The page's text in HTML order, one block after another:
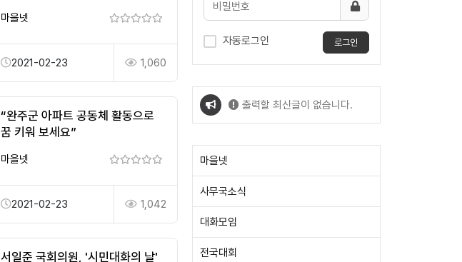
마을넷
2021-02-23 1,060
“완주군 아파트 공동체 활동으로
꿈 키워 보세요”
마을넷
2021-02-23 1,042
서일준 국회의원, '시민대화의 날'
자동로그인 로그인
출력할 최신글이 없습니다.
마을넷
사무국소식
대화모임
전국대회